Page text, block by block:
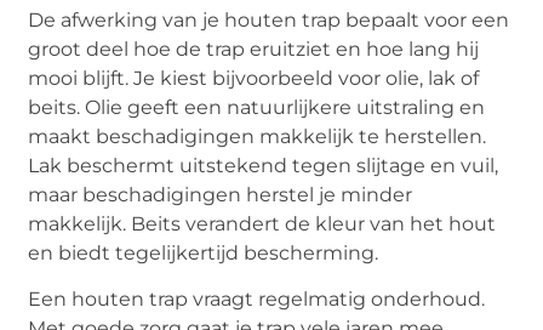
De afwerking van je houten trap bepaalt voor een
groot deel hoe de trap eruitziet en hoe lang hij
mooi blijft. Je kiest bijvoorbeeld voor olie, lak of
beits. Olie geeft een natuurlijkere uitstraling en
maakt beschadigingen makkelijk te herstellen.
Lak beschermt uitstekend tegen slijtage en vuil,
maar beschadigingen herstel je minder
makkelijk. Beits verandert de kleur van het hout
en biedt tegelijkertijd bescherming.
Een houten trap vraagt regelmatig onderhoud.